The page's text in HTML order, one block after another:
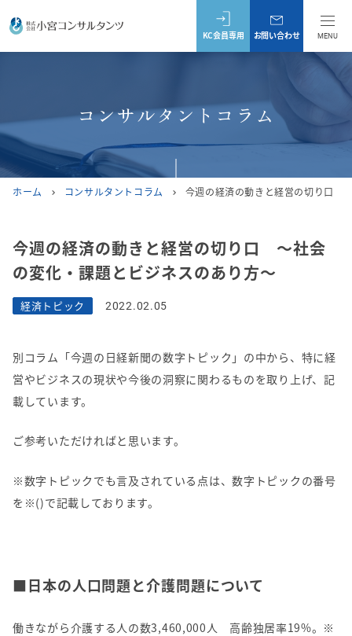
MENU
KC会員専用 お問い合わせ
コンサルタントコラム
ホーム chevron_right コンサルタントコラム chevron_right 今週の経済の動きと経営の切り口
今週の経済の動きと経営の切り口 ～社会
の変化・課題とビジネスのあり方～
経済トピック 2022.02.05
別コラム「今週の日経新聞の数字トピック」の中から、特に経
営やビジネスの現状や今後の洞察に関わるものを取り上げ、記
載しています。
ご参考いただければと思います。
※数字トピックでも言及されている点は、数字トピックの番号
を ※()で記載しております。
■日本の人口問題と介護問題について
働きながら介護する人の数3,460,000 人 高齢独居率19%。※